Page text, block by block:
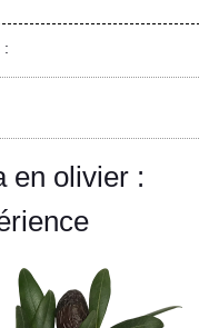
:
en olivier :